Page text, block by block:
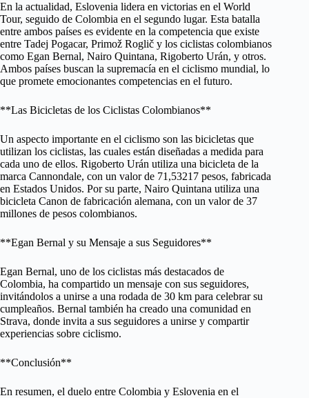
En la actualidad, Eslovenia lidera en victorias en el World
Tour, seguido de Colombia en el segundo lugar. Esta batalla
entre ambos países es evidente en la competencia que existe
entre Tadej Pogacar, Primož Roglič y los ciclistas colombianos
como Egan Bernal, Nairo Quintana, Rigoberto Urán, y otros.
Ambos países buscan la supremacía en el ciclismo mundial, lo
que promete emocionantes competencias en el futuro.
**Las Bicicletas de los Ciclistas Colombianos**
Un aspecto importante en el ciclismo son las bicicletas que
utilizan los ciclistas, las cuales están diseñadas a medida para
cada uno de ellos. Rigoberto Urán utiliza una bicicleta de la
marca Cannondale, con un valor de 71,53217 pesos, fabricada
en Estados Unidos. Por su parte, Nairo Quintana utiliza una
bicicleta Canon de fabricación alemana, con un valor de 37
millones de pesos colombianos.
**Egan Bernal y su Mensaje a sus Seguidores**
Egan Bernal, uno de los ciclistas más destacados de
Colombia, ha compartido un mensaje con sus seguidores,
invitándolos a unirse a una rodada de 30 km para celebrar su
cumpleaños. Bernal también ha creado una comunidad en
Strava, donde invita a sus seguidores a unirse y compartir
experiencias sobre ciclismo.
**Conclusión**
En resumen, el duelo entre Colombia y Eslovenia en el